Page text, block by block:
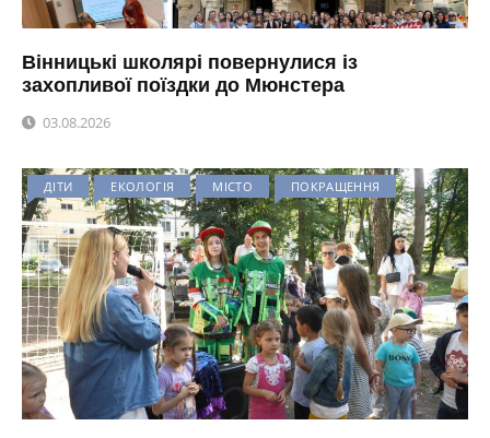
Вінницькі школярі повернулися із
захопливої поїздки до Мюнстера
03.08.2026
ДІТИ ЕКОЛОГІЯ МІСТО ПОКРАЩЕННЯ